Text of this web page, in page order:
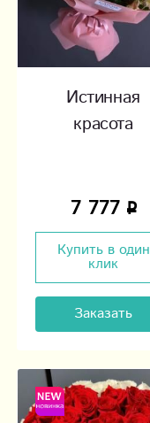
Истинная
красота
7 777
Купить в один
клик
Заказать